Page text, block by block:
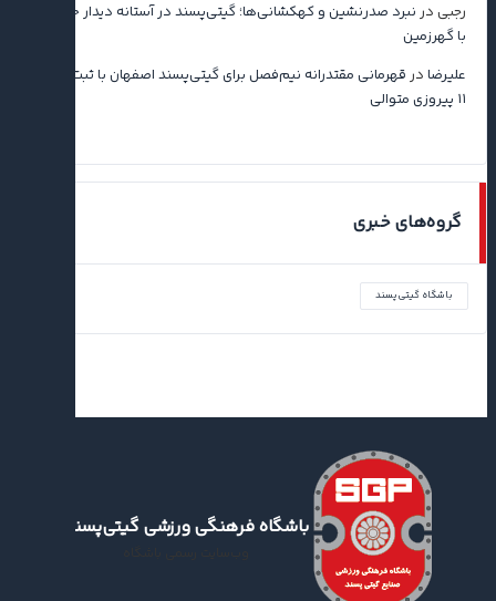
رجبی در نبرد صدرنشین و کهکشانی‌ها؛ گیتی‌پسند در آستانه دیدار حساس
با گهرزمین
علیرضا در قهرمانی مقتدرانه نیم‌فصل برای گیتی‌پسند اصفهان با ثبت رکورد
۱۱ پیروزی متوالی
گروه‌های خبری
باشگاه گیتی‌پسند
باشگاه فرهنگی ورزشی گیتی‌پسند